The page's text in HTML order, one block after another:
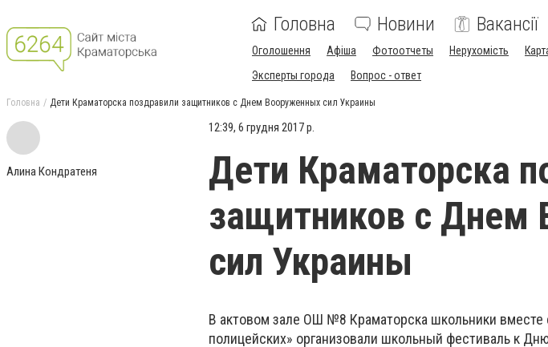
Головна Новини Вакансії
Оголошення Афіша Фотоотчеты Нерухомість
Эксперты города
Вопрос - ответ
Головна Дети Краматорска поздравили защитников с Днем Вооруженных сил Украины
Алина Кондратеня
12:39, 6 грудня 2017 р.
Дети Краматорска
защитников с Днем
сил Украины
В актовом зале ОШ №8 Краматорска школьники вместе
полицейских» организовали школьный фестиваль к